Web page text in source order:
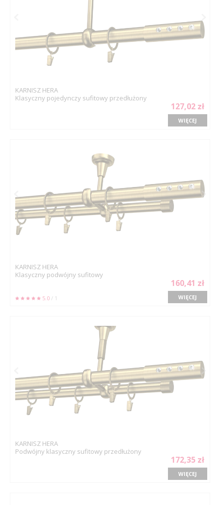
KARNISZ HERA
Klasyczny pojedynczy sufitowy przedłużony
127,02 zł
WIĘCEJ
KARNISZ HERA
Klasyczny podwójny sufitowy
5.0 / 1
160,41 zł
WIĘCEJ
KARNISZ HERA
Podwójny klasyczny sufitowy przedłużony
172,35 zł
WIĘCEJ